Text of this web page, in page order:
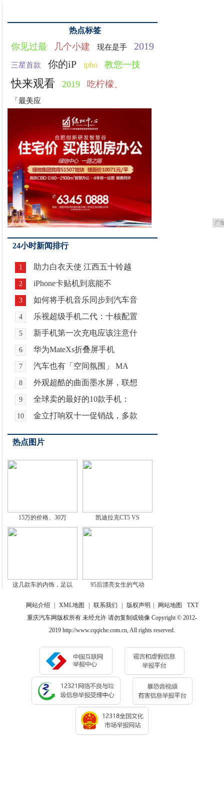
热点标签
你见过最 几个小建 现在是手 2019
三星首款 你的iP ipho 教您一技
快来观看 2019 吃柠檬、
「最美应
广
24小时新闻排行
1 助力白衣天使 江西五十铃越
2 iPhone卡贴机到底能不
3 如何将手机音乐同步到汽车音
4 乐视超级手机二代：十核配置
5 新手机第一次充电应该注意什
6 华为MateXs折叠屏手机
7 汽车也有「空间氛围」 MA
8 外观超酷的曲面墨水屏，联想
9 全球卖的最好的10款手机：
10 金立打响双十一促销战，多款
热点图片
15万的价格、30万 凯迪拉克CT5 VS
这几款车的内饰，足以 95后漂亮女生的气动
网站介绍 XML地图 联系我们 版权声明 网站地图
TXT
重庆汽车网版权所有 未经允许 请勿复制或镜像 Copyright © 2012-
2019 http://www.cqqiche.com.cn, All rights reserved.